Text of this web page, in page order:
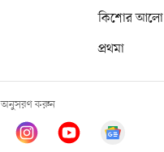
কিশোর আলো
প্রথমা
অনুসরণ করুন